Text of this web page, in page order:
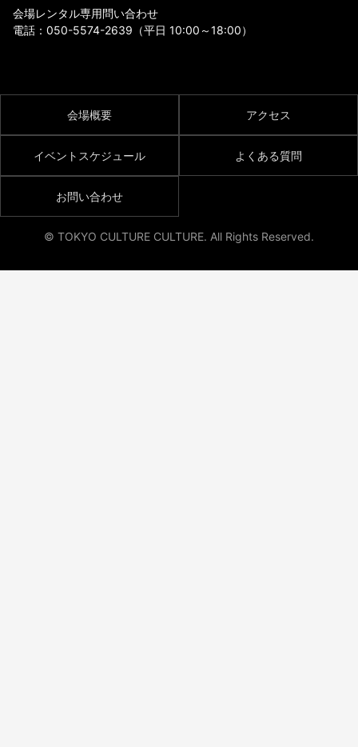
会場レンタル専用問い合わせ
電話： 050-5574-2639 （平日 10:00～18:00）
会場概要 アクセス
イベントスケジュール よくある質問
お問い合わせ
© TOKYO CULTURE CULTURE. All Rights Reserved.